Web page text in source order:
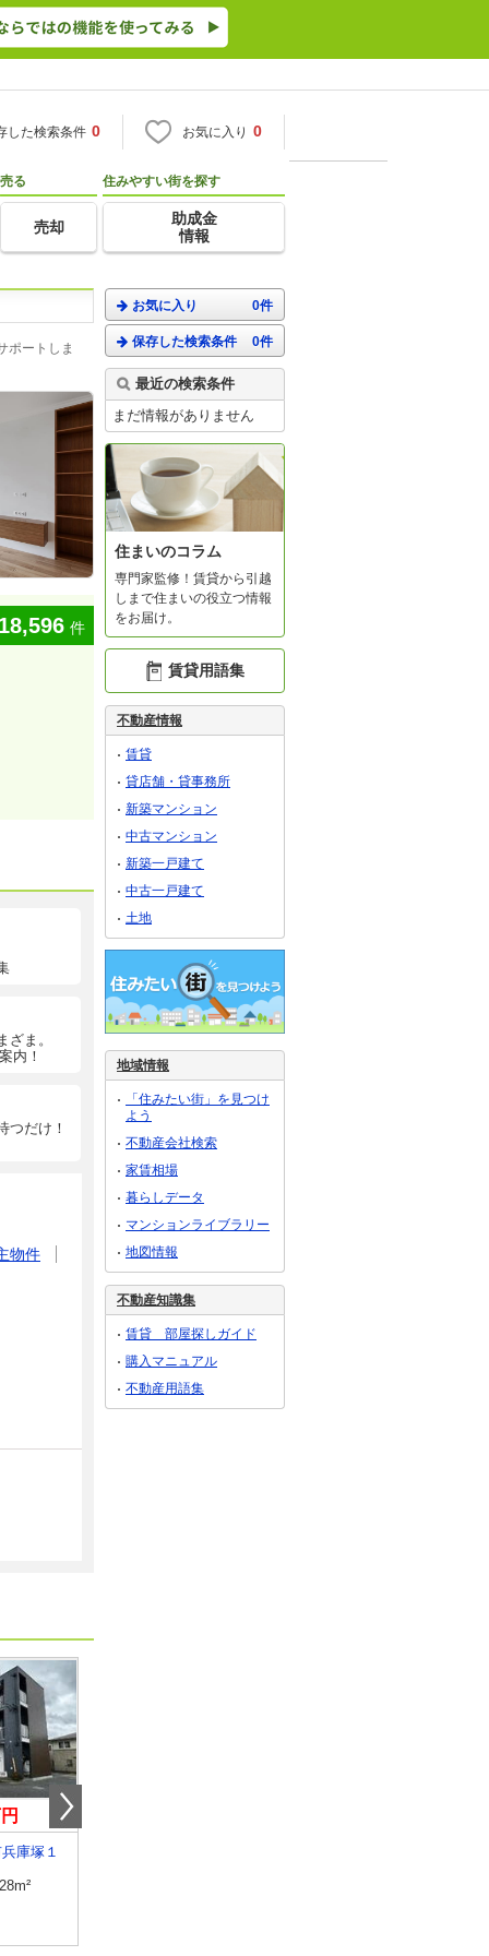
した検索条件 0 お気に入り 0
売る
売却
住みやすい街を探す
助成金
情報
ポートしま
18,596 件
ま。
内！
つだけ！
物件
庫塚１
お気に入り 0件
保存した検索条件 0件
最近の検索条件
まだ情報がありません
住まいのコラム
専門家監修！賃貸から引越
しまで住まいの役立つ情報
をお届け。
賃貸用語集
不動産情報
賃貸
貸店舗・貸事務所
新築マンション
中古マンション
新築一戸建て
中古一戸建て
土地
地域情報
「住みたい街」を見つけ
よう
不動産会社検索
家賃相場
暮らしデータ
マンションライブラリー
地図情報
不動産知識集
賃貸 部屋探しガイド
購入マニュアル
不動産用語集